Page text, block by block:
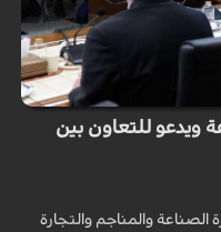
ويدعو للتعاون بين
الصناعة والمناجم والتجارة